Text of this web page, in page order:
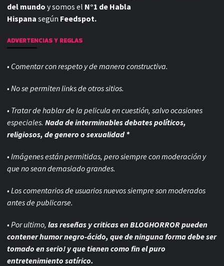
del mundo y somos el N°1 de Habla
Hispana según Feedspot.
ADVERTENCIAS Y REGLAS
• Comentar con respeto y de manera constructiva.
• No se permiten links de otros sitios.
• Tratar de hablar de la pelicula en cuestión, salvo ocasiones
especiales. Nada de interminables debates políticos,
religiosos, de genero o sexualidad *
• Imágenes están permitidas, pero siempre conmoderación y
que no sean demasiado grandes.
• Los comentarios de usuarios nuevos siempre son moderados
antes de publicarse.
• Por ultimo, las reseñas y criticas en BLOGHORROR pueden
contener humor negro-ácido, que de ninguna forma debe ser
tomado en serio! y que tienen como fin el puro
entretenimiento satírico.